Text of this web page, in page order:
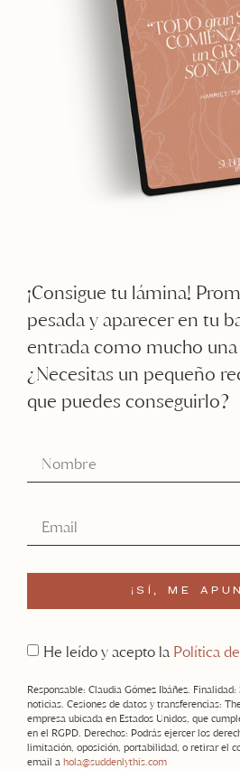
¡Consigue tu lámina!
pesada y aparecer en tu
entrada como mucho
¿Necesitas un pequeño
que puedes conseguirlo?
He leído y acepto la Política
¡SÍ, ME
Responsable: Claudia Gómez Ibáñez.
noticias. Cesiones de datos y transferencias:
empresa ubicada en Estados Unidos, que
en el RGPD. Derechos: Podrás ejercer los
limitación, oposición, portabilidad, o retirar el
email a hola@suddenlythis.com